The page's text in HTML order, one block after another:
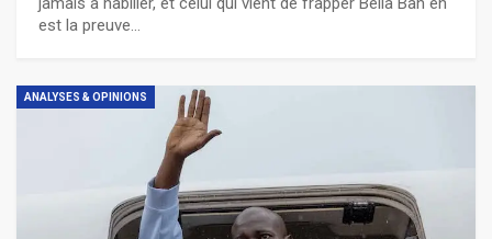
est la preuve…
ANALYSES & OPINIONS